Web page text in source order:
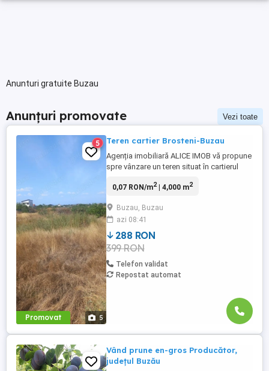
Anunturi gratuite Buzau
Anunțuri promovate Vezi toate
Promovat 5
5 Teren cartier Brosteni-Buzau
Agenția imobiliară ALICE IMOB vă propune
spre vânzare un teren situat în cartierul
în plină dezvoltare, recunoscută ca una
se contureze un nou cartier rezidențial
modern. Terenul are o suprafață de 4000
mp, avand o deschidere ...
0,07 RON/m2| 4,000 m2
Buzau, Buzau
azi 08:41
288 RON
399 RON
Telefon validat
Repostat automat
Vând prune en-gros Producător,
județul Buzău